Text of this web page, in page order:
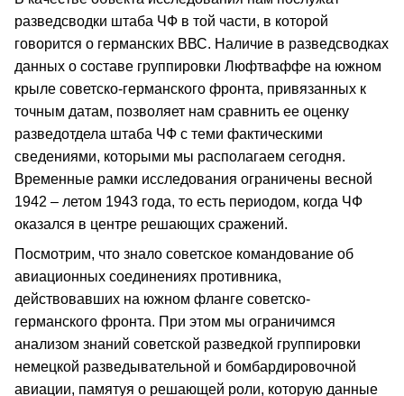
разведсводки штаба ЧФ в той части, в которой
говорится о германских ВВС. Наличие в разведсводках
данных о составе группировки Люфтваффе на южном
крыле советско-германского фронта, привязанных к
точным датам, позволяет нам сравнить ее оценку
разведотдела штаба ЧФ с теми фактическими
сведениями, которыми мы располагаем сегодня.
Временные рамки исследования ограничены весной
1942 – летом 1943 года, то есть периодом, когда ЧФ
оказался в центре решающих сражений.
Посмотрим, что знало советское командование об
авиационных соединениях противника,
действовавших на южном фланге советско-
германского фронта. При этом мы ограничимся
анализом знаний советской разведкой группировки
немецкой разведывательной и бомбардировочной
авиации, памятуя о решающей роли, которую данные